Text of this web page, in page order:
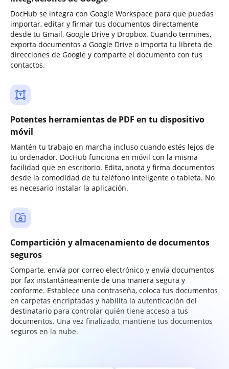
DocHub se integra con Google Workspace para que puedas
importar, editar y firmar tus documentos directamente
desde tu Gmail, Google Drive y Dropbox. Cuando termines,
exporta documentos a Google Drive o importa tu libreta de
direcciones de Google y comparte el documento con tus
contactos.
Potentes herramientas de PDF en tu dispositivo
móvil
Mantén tu trabajo en marcha incluso cuando estés lejos de
tu ordenador. DocHub funciona en móvil con la misma
facilidad que en escritorio. Edita, anota y firma documentos
desde la comodidad de tu teléfono inteligente o tableta. No
es necesario instalar la aplicación.
Compartición y almacenamiento de documentos
seguros
Comparte, envía por correo electrónico y envía documentos
por fax instantáneamente de una manera segura y
conforme. Establece una contraseña, coloca tus documentos
en carpetas encriptadas y habilita la autenticación del
destinatario para controlar quién tiene acceso a tus
documentos. Una vez finalizado, mantiene tus documentos
seguros en la nube.